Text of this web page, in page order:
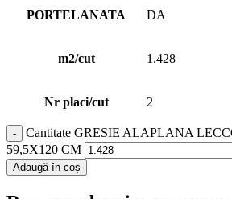
PORTELANATA DA
m2/cut 1.428
Nr placi/cut 2
Cantitate GRESIE ALAPLANA
59,5X120 CM
Adaugă în coș